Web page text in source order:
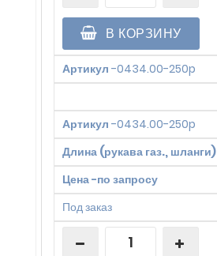
В КОРЗИНУ
Артикул -0434.00-250p
Артикул -0434.00-250p
Длина (рукава газ., шланги)
Цена-по запросу
Под заказ